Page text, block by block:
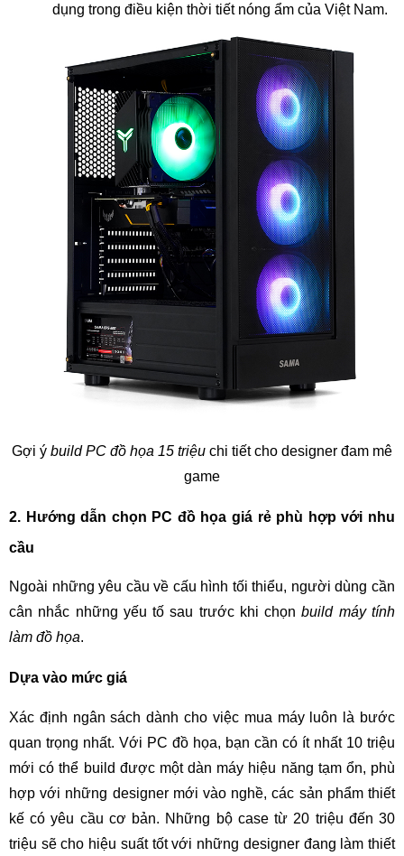
dụng trong điều kiện thời tiết nóng ẩm của Việt Nam.
Gợi ý build PC đồ họa 15 triệu chi tiết cho designer đam mê
game
2. Hướng dẫn chọn PC đồ họa giá rẻ phù hợp với nhu
cầu
Ngoài những yêu cầu về cấu hình tối thiểu, người dùng cần
cân nhắc những yếu tố sau trước khi chọnbuild máy tính
làm đồ họa.
Dựa vào mức giá
Xác định ngân sách dành cho việc mua máy luôn là bước
quan trọng nhất. Với PC đồ họa, bạn cần có ít nhất 10 triệu
mới có thể build được một dàn máy hiệu năng tạm ổn, phù
hợp với những designer mới vào nghề, các sản phẩm thiết
kế có yêu cầu cơ bản. Những bộ case từ 20 triệu đến 30
triệu sẽ cho hiệu suất tốt với những designer đang làm thiết